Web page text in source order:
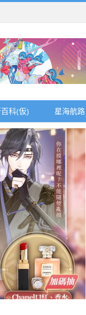
科(仮) 星海航路